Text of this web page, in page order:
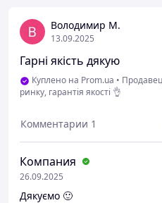
Володимир М.
13.09.2025
Гарні якість дякую
Куплено на Prom.ua •
ринку, гарантія якості 👌
Комментарии 1
Компания
26.09.2025
Дякуємо 🙂